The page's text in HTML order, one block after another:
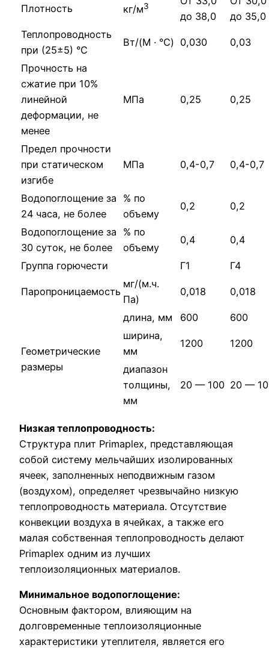
Плотность кг/м3
до 38,0
до 35,0
Теплопроводность
при (25±5) °С
Вт/(M · °C) 0,030 0,03
Прочность на
сжатие при 10%
линейной
деформации, не
менее
МПа 0,25 0,25
Предел прочности
при статическом
изгибе
МПа 0,4-0,7 0,4-0,7
Водопоглощение за
24 часа, не более
% по
объему
0,2 0,2
Водопоглощение за
30 суток, не более
% по
объему
0,4 0,4
Группа горючести Г1 Г4
Паропроницаемость
мг/(м.ч.
Па)
0,018 0,018
Геометрические
размеры
длина, мм 600
600
ширина,
мм
1200 1200
диапазон
толщины,
мм
20 — 100 20 —
Низкая теплопроводность:
Структура плит Primaplex, представляющая
собой систему мельчайших изолированных
ячеек, заполненных неподвижным газом
(воздухом), определяет чрезвычайно низкую
теплопроводность материала. Отсутствие
конвекции воздуха в ячейках, а также его
малая собственная теплопроводность делают
Primaplex одним из лучших
теплоизоляционных материалов.
Минимальное водопоглощение:
Основным фактором, влияющим на
долговременные теплоизоляционные
характеристики утеплителя, является его